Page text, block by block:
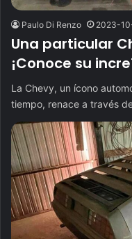
Paulo Di Renzo 2023-
Una particular
¡Conoce su
La Chevy, un ícono
tiempo, renace a través